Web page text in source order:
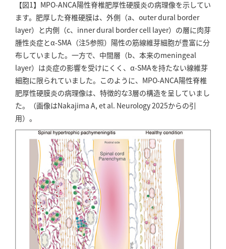
【図1】MPO-ANCA陽性脊椎肥厚性硬膜炎の病理像を示してい
ます。肥厚した脊椎硬膜は、外側（a、outer dural border
layer）と内側（c、inner dural border cell layer）の層に肉芽
腫性炎症とα-SMA（注5参照）陽性の筋線維芽細胞が豊富に分
布していました。一方で、中間層（b、本来のmeningeal
layer）は炎症の影響を受けにくく、α-SMAを持たない線維芽
細胞に限られていました。このように、MPO-ANCA陽性脊椎
肥厚性硬膜炎の病理像は、特徴的な3層の構造を呈していまし
た。（画像はNakajima A, et al. Neurology 2025からの引
用）。